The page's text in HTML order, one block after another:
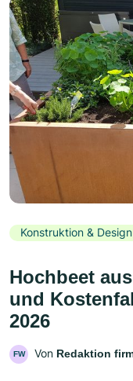
Konstruktion & Design
Hochbeet
und
2026
FW Von Redaktion